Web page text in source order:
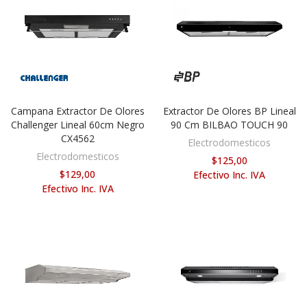
AÑADIR AL CARRITO
Campana Extractor De Olores
Challenger Lineal 60cm Negro
CX4562
Electrodomesticos
$129,00
Efectivo Inc. IVA
AÑADIR AL CARRITO
Extractor De Olores BP Lineal
90 Cm BILBAO TOUCH 90
Electrodomesticos
$125,00
Efectivo Inc. IVA